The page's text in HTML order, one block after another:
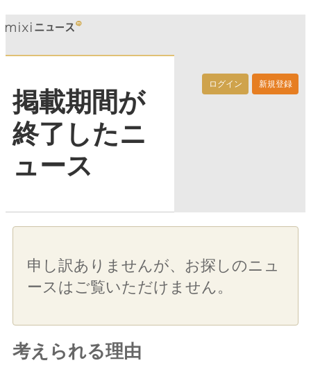
ログイン 新規登録
掲載期間が
終了したニ
ュース
申し訳ありませんが、お探しのニュ
ースはご覧いただけません。
考えられる理由